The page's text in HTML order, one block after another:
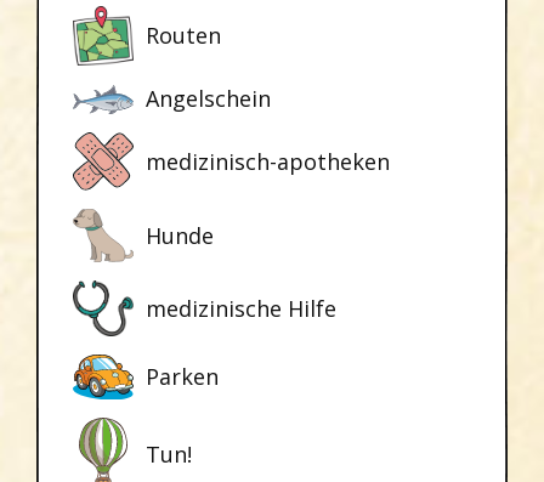
Routen
Angelschein
medizinisch-apotheken
Hunde
medizinische Hilfe
Parken
Tun!